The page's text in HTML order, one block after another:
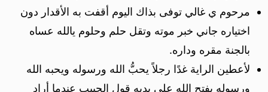
مرحوم ي غالي توفى بذاك اليوم أقفت به الأقدار دون
اختياره جاني خبر موته وتقل حلم وحلوم يالله عساه
بالجنة مقره وداره.
لأعطين الراية غدًا رجلاً يحبُّ الله ورسوله ويحبه الله
ورسوله يفتح الله على يديه قول الحبيب عندما أراد